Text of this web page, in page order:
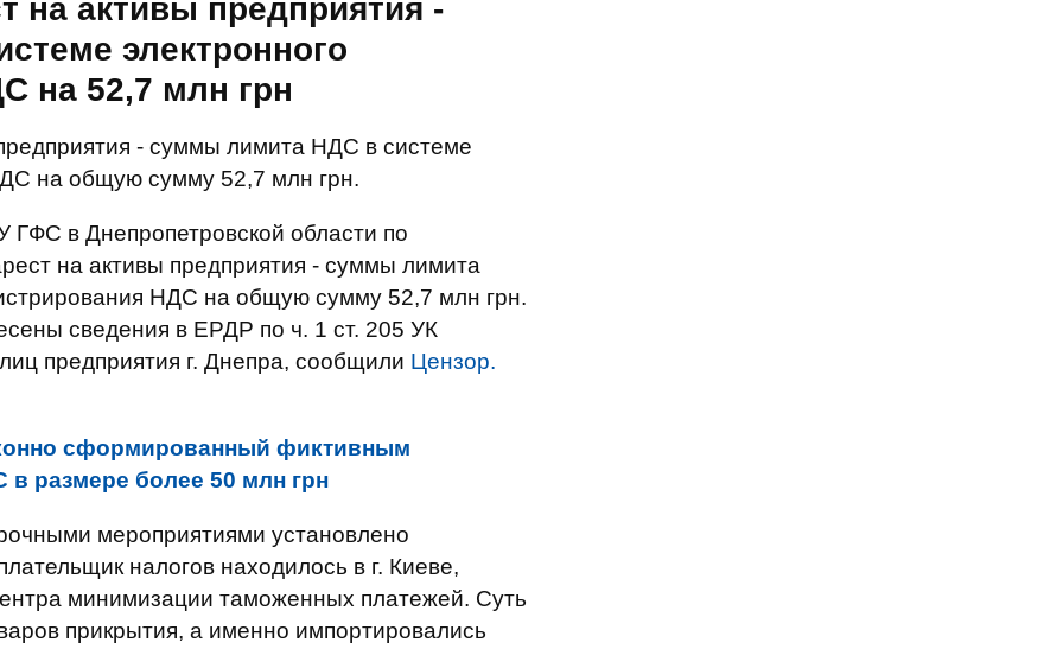
на активы предприятия -
электронного
на 52,7 млн грн
- суммы лимита НДС в системе
на общую сумму 52,7 млн грн.
в Днепропетровской области по
на активы предприятия - суммы лимита
НДС на общую сумму 52,7 млн грн.
сведения в ЕРДР по ч. 1 ст. 205 УК
предприятия г. Днепра, сообщили Цензор.
сформированный фиктивным
размере более 50 млн грн
мероприятиями установлено
налогов находилось в г. Киеве,
минимизации таможенных платежей. Суть
прикрытия, а именно импортировались